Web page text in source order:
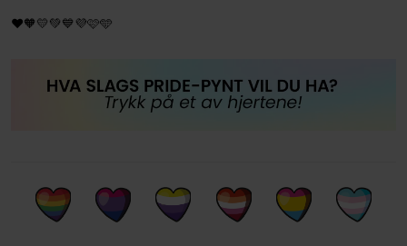
❤️🧡💛💚💙💜🩷🩵